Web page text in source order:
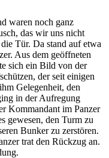
waren noch ganz
das wir uns nicht
Tür. Da stand auf etwa
Aus dem geöffneten
sich ein Bild von der
der seit einigen
Gelegenheit, den
in der Aufregung
Kommandant im Panzer
gewesen, den Turm zu
Bunker zu zerstören.
trat den Rückzug an.